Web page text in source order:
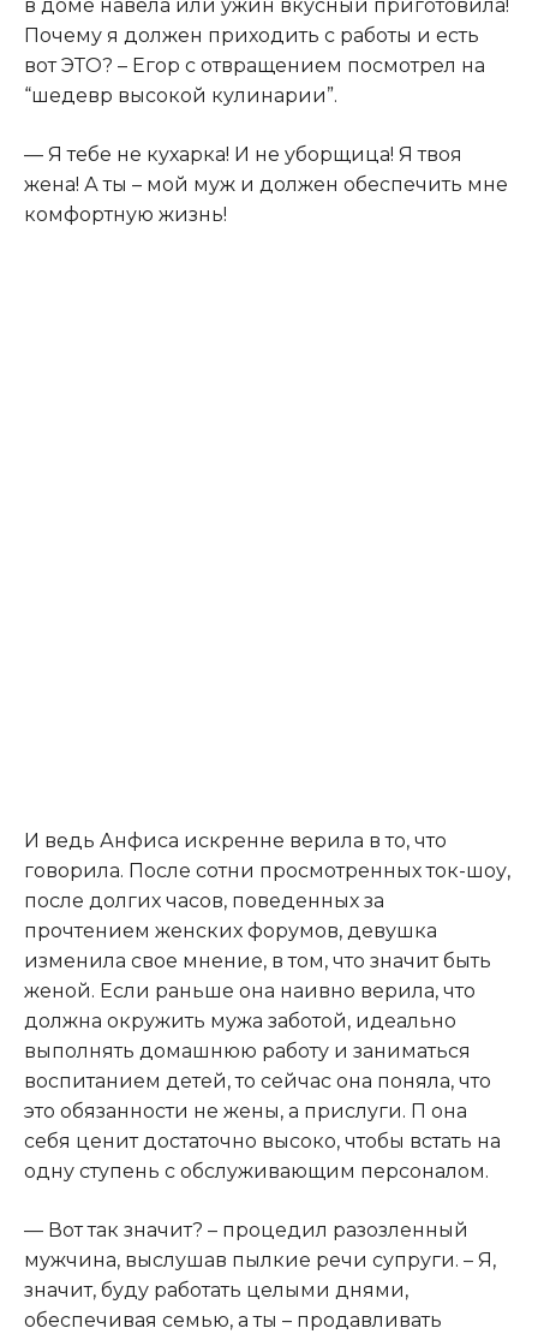
в доме навела или ужин вкусный приготовила!
Почему я должен приходить с работы и есть
вот ЭТО? – Егор с отвращением посмотрел на
“шедевр высокой кулинарии”.
— Я тебе не кухарка! И не уборщица! Я твоя
жена! А ты – мой муж и должен обеспечить мне
комфортную жизнь!
И ведь Анфиса искренне верила в то, что
говорила. После сотни просмотренных ток-шоу,
после долгих часов, поведенных за
прочтением женских форумов, девушка
изменила свое мнение, в том, что значит быть
женой. Если раньше она наивно верила, что
должна окружить мужа заботой, идеально
выполнять домашнюю работу и заниматься
воспитанием детей, то сейчас она поняла, что
это обязанности не жены, а прислуги. П она
себя ценит достаточно высоко, чтобы встать на
одну ступень с обслуживающим персоналом.
— Вот так значит? – процедил разозленный
мужчина, выслушав пылкие речи супруги. – Я,
значит, буду работать целыми днями,
обеспечивая семью, а ты – продавливать